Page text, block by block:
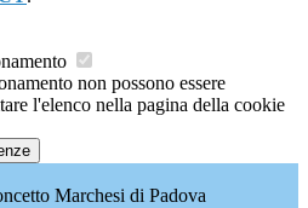
non possono essere
l'elenco nella pagina della cookie
Marchesi di Padova